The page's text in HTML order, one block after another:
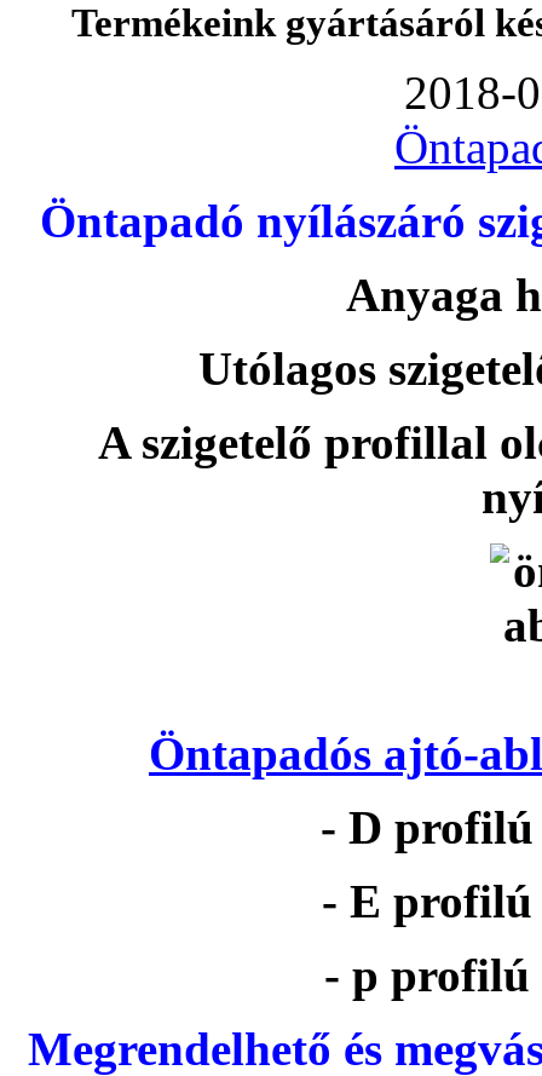
Termékeink gyártásáról
2018-
Öntapadó nyílászáró
Anyaga
Utólagos
A szigetelő profillal
Öntapadós ajtó-
- D profilú
- E profilú
- p profilú
Megrendelhető és